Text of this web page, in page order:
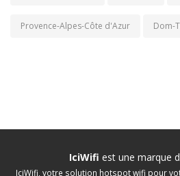
Provence-Alpes-Côte d'Azur Dom-
IciWifi est une marque
IciWifi, votre solution hotspot wifi pour